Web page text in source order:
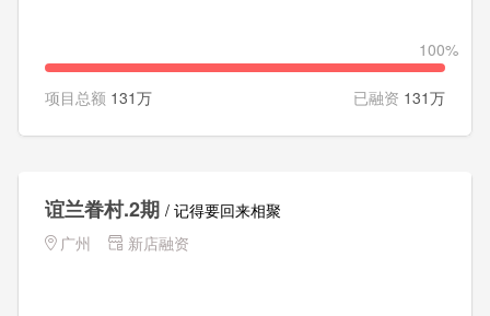
100%
项目总额 131万 已融资 131万
谊兰眷村.2期 / 记得要回来相聚
广州
新店融资